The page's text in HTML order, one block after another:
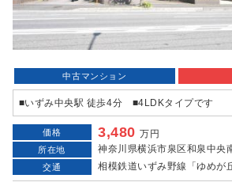
中古マンション
■いずみ中央駅 徒歩4分 ■4LDKタイプです
価格 3,480万円
所在地 神奈川県横浜市泉区和泉中央
交通 相模鉄道いずみ野線「ゆめが